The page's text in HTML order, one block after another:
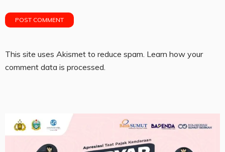
This site uses Akismet to reduce spam. Learn how your
comment data is processed.